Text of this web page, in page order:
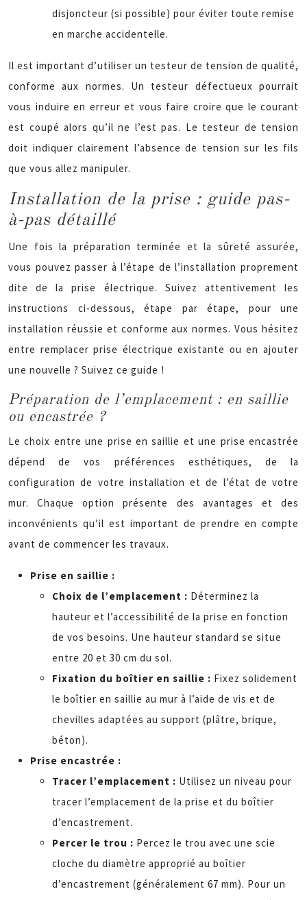
disjoncteur (si possible) pour éviter toute remise
en marche accidentelle.
Il est important d’utiliser un testeur de tension de qualité,
conforme aux normes. Un testeur défectueux pourrait
vous induire en erreur et vous faire croire que le courant
est coupé alors qu’il ne l’est pas. Le testeur de tension
doit indiquer clairement l’absence de tension sur les fils
que vous allez manipuler.
Installation de la prise : guide pas-
à-pas détaillé
Une fois la préparation terminée et la sûreté assurée,
vous pouvez passer à l’étape de l’installation proprement
dite de la prise électrique. Suivez attentivement les
instructions ci-dessous, étape par étape, pour une
installation réussie et conforme aux normes. Vous hésitez
entre remplacer prise électrique existante ou en ajouter
une nouvelle ? Suivez ce guide !
Préparation de l’emplacement : en saillie
ou encastrée ?
Le choix entre une prise en saillie et une prise encastrée
dépend de vos préférences esthétiques, de la
configuration de votre installation et de l’état de votre
mur. Chaque option présente des avantages et des
inconvénients qu’il est important de prendre en compte
avant de commencer les travaux.
Prise en saillie :
Choix de l’emplacement : Déterminez la
hauteur et l’accessibilité de la prise en fonction
de vos besoins. Une hauteur standard se situe
entre 20 et 30 cm du sol.
Fixation du boîtier en saillie : Fixez solidement
le boîtier en saillie au mur à l’aide de vis et de
chevilles adaptées au support (plâtre, brique,
béton).
Prise encastrée :
Tracer l’emplacement : Utilisez un niveau pour
tracer l’emplacement de la prise et du boîtier
d’encastrement.
Percer le trou : Percez le trou avec une scie
cloche du diamètre approprié au boîtier
d’encastrement (généralement 67 mm). Pour un